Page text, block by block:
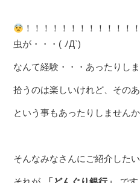
！！！！！！！！！！！！！
虫が・・・( ﾉД`)
なんて経験・・・あったりし
拾うのは楽しいけれど、その
という事もあったりしませんか
そんなみなさんにご紹介した